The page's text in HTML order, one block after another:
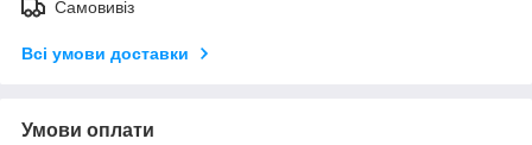
Самовивіз
Всі умови доставки
Умови оплати